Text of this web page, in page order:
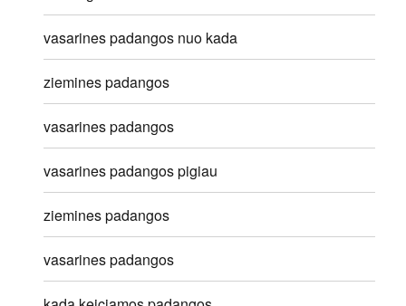
vasarines padangos nuo kada
ziemines padangos
vasarines padangos
vasarines padangos pigiau
ziemines padangos
vasarines padangos